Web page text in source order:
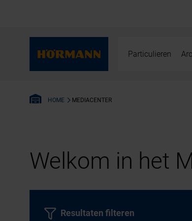
Particulieren
HOME MEDIACENTER
Welkom in het
Resultaten filteren